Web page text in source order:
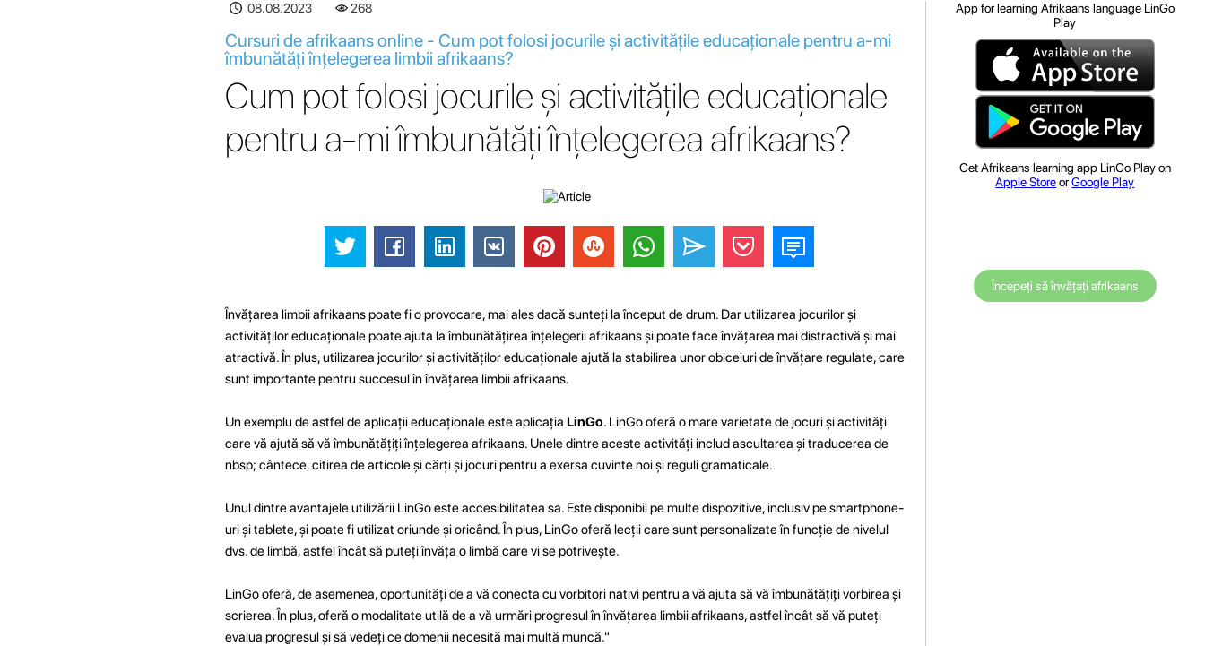
08.08.2023 268
Cursuri de afrikaans online - Cum pot folosi jocurile și activitățile educaționale pentru a-mi
îmbunătăți înțelegerea limbii afrikaans?
Cum pot folosi jocurile și activitățile educaționale
pentru a-mi îmbunătăți înțelegerea afrikaans?
Învățarea limbii afrikaans poate fi o provocare, mai ales dacă sunteți la început de drum. Dar utilizarea jocurilor și
activităților educaționale poate ajuta la îmbunătățirea înțelegerii afrikaans și poate face învățarea mai distractivă și mai
atractivă. În plus, utilizarea jocurilor și activităților educaționale ajută la stabilirea unor obiceiuri de învățare regulate, care
sunt importante pentru succesul în învățarea limbii afrikaans.
Un exemplu de astfel de aplicații educaționale este aplicația LinGo. LinGo oferă o mare varietate de jocuri și activități
care vă ajută să vă îmbunătățiți înțelegerea afrikaans. Unele dintre aceste activități includ ascultarea și traducerea de
nbsp; cântece, citirea de articole și cărți și jocuri pentru a exersa cuvinte noi și reguli gramaticale.
Unul dintre avantajele utilizării LinGo este accesibilitatea sa. Este disponibil pe multe dispozitive, inclusiv pe smartphone-
uri și tablete, și poate fi utilizat oriunde și oricând. În plus, LinGo oferă lecții care sunt personalizate în funcție de nivelul
dvs. de limbă, astfel încât să puteți învăța o limbă care vi se potrivește.
LinGo oferă, de asemenea, oportunități de a vă conecta cu vorbitori nativi pentru a vă ajuta să vă îmbunătățiți vorbirea și
scrierea. În plus, oferă o modalitate utilă de a vă urmări progresul în învățarea limbii afrikaans, astfel încât să vă puteți
evalua progresul și să vedeți ce domenii necesită mai multă muncă."
App for learning Afrikaans language LinGo
Play
Get Afrikaans learning app LinGo Play on
Apple StoreorGoogle Play
Începeți să învățați afrikaans